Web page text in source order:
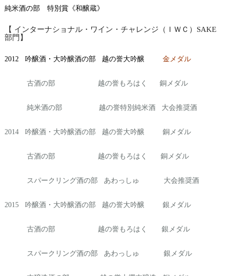
純米酒の部 特別賞《和醸蔵》
【 インターナショナル・ワイン・チャレンジ（ＩＷＣ）SAKE
部門】
2012 吟醸酒・大吟醸酒の部 越の誉大吟醸 金メダル
古酒の部 越の誉もろはく 銅メダル
純米酒の部 越の誉特別純米酒 大会推奨酒
2014 吟醸酒・大吟醸酒の部 越の誉大吟醸 銅メダル
古酒の部 越の誉もろはく 銅メダル
スパークリング酒の部 あわっしゅ 大会推奨酒
2015 吟醸酒・大吟醸酒の部 越の誉大吟醸 銀メダル
古酒の部 越の誉もろはく 銀メダル
スパークリング酒の部 あわっしゅ 銀メダル